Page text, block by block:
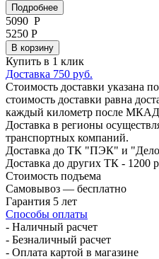
Подробнее
5090 Р
5250 Р
В корзину
Купить в 1 клик
Доставка 750 руб.
Стоимость доставки указана
стоимость доставки равна
каждый километр после
Доставка в регионы
транспортных компаний.
Доставка до ТК "ПЭК" и
Доставка до других ТК - 1200
Стоимость подъема
Самовывоз — бесплатно
Гарантия 5 лет
Способы оплаты
- Наличный расчет
- Безналичный расчет
- Оплата картой в магазине